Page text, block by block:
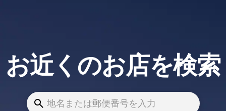
お近くのお店を検索